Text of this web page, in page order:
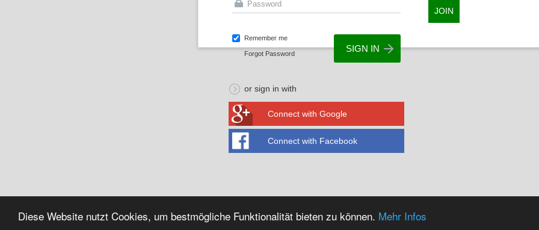
Diese Website nutzt Cookies, um bestmögliche Funktionalität bieten zu können. Mehr Infos
Remember me
Forgot Password
or sign in with
Connect with Google
Connect with Facebook
JOIN